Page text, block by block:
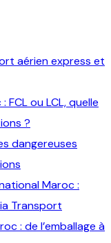
aérien express et
ou LCL, quelle
?
dangereuses
Maroc :
Transport
: de l’emballage à